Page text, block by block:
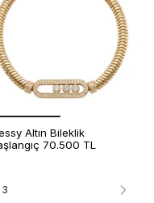
Altın Bileklik
70.500 TL
3